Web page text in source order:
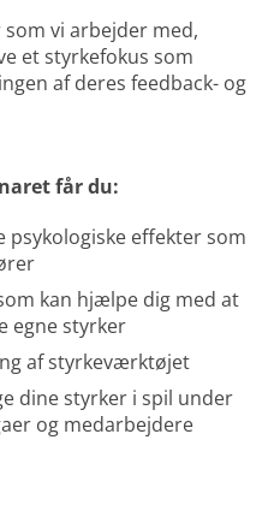
vi arbejder med,
et styrkefokus som
af deres feedback- og
får du:
psykologiske effekter som
kan hjælpe dig med at
egne styrker
af styrkeværktøjet
dine styrker i spil under
og medarbejdere